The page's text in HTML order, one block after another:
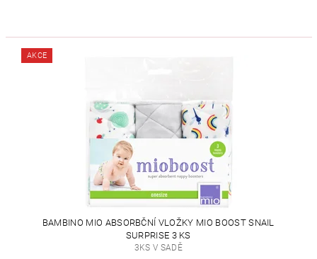
AKCE
BAMBINO MIO ABSORBČNÍ VLOŽKY MIO BOOST SNAIL
SURPRISE 3 KS
3KS V SADĚ